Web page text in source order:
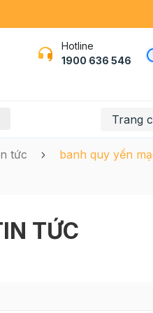
Hotline
1900 636 546
Trang
tức banh quy yến
TỨC